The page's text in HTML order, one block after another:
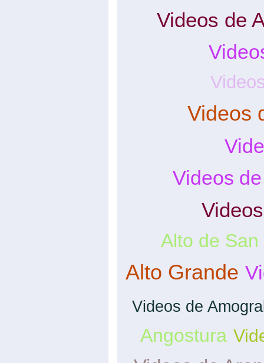
Videos de
Videos
Videos
Alto de San
Alto Grande
Videos de
Angostura